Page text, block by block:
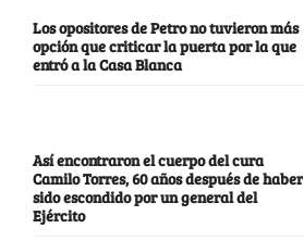
Los opositores de Petro no tuvieron más
opción que criticar la puerta por la que
entró a la Casa Blanca
Así encontraron el cuerpo del cura
Camilo Torres, 60 años después de haber
sido escondido por un general del
Ejército